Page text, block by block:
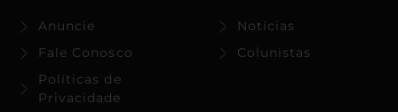
Anuncie
Fale Conosco
Políticas de
Privacidade
Notícias
Colunistas